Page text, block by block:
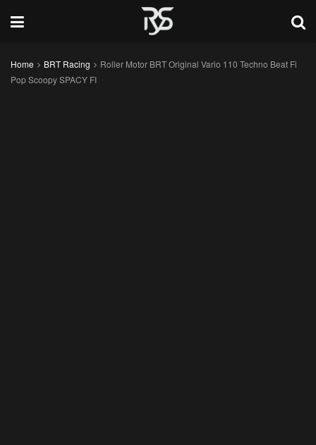
Home BRT Racing
Roller Motor BRT Original Vario 110 Techno Beat Fi
Pop Scoopy SPACY FI